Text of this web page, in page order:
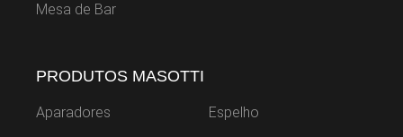
Mesa de Bar
PRODUTOS MASOTTI
Aparadores
Espelho